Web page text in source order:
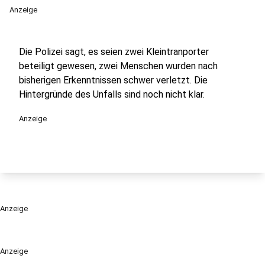
Anzeige
Anzeige
Die Polizei sagt, es seien zwei Kleintranporter
beteiligt gewesen, zwei Menschen wurden nach
bisherigen Erkenntnissen schwer verletzt. Die
Hintergründe des Unfalls sind noch nicht klar.
Anzeige
Anzeige